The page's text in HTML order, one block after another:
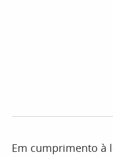
Em cumprimento à